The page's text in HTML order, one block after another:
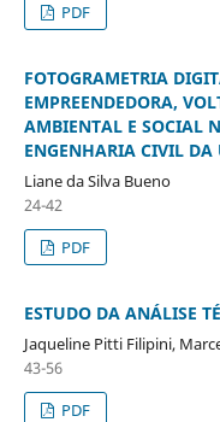
PDF
FOTOGRAMETRIA
EMPREENDEDORA,
AMBIENTAL E SOCIAL
ENGENHARIA CIVIL
Liane da Silva Bueno
24-42
PDF
ESTUDO DA ANÁLISE
Jaqueline Pitti Filipini,
43-56
PDF